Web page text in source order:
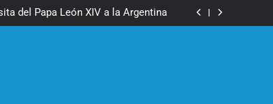
del Papa León XIV a la Argentina
frente al Congreso contra la
del Papa León XIV a la Argentina
frente al Congreso contra la
argentinos: cayeron las acciones
quedó al borde de los 450 puntos